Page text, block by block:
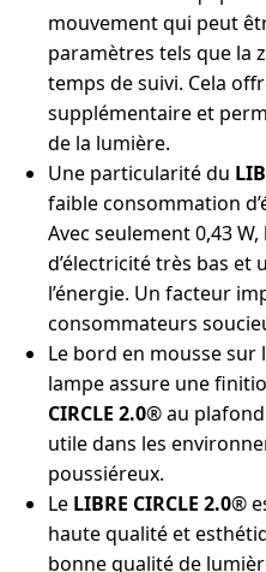
mouvement qui peut
paramètres tels que la
temps de suivi. Cela
supplémentaire et
de la lumière.
Une particularité du
faible consommation
Avec seulement 0,43
d’électricité très bas et
l’énergie. Un facteur
consommateurs
Le bord en mousse sur
lampe assure une
CIRCLE 2.0® au
utile dans les
poussiéreux.
Le LIBRE CIRCLE 2.0®
haute qualité et
bonne qualité de